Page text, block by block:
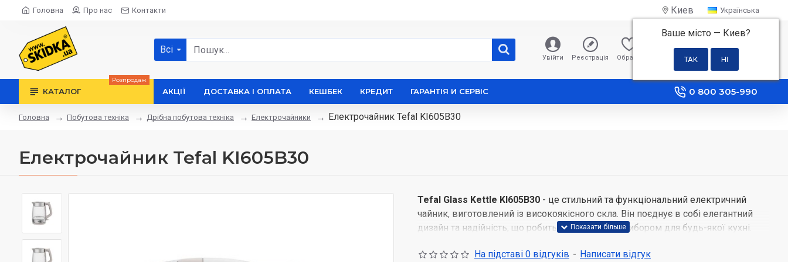
Головна Про нас Контакти Киев
Ваше місто — Киев?
Українська
Всі
Увійти Реєстрація Обране Порівняння
0 грн
КАТАЛОГ
Розпродаж
АКЦІЇ ДОСТАВКА І ОПЛАТА КЕШБЕК КРЕДИТ ГАРАНТІЯ И СЕРВІС 0 800 305-990
Головна Побутова техніка Дрібна побутова техніка Електрочайники Електрочайник Tefal KI605B30
Електрочайник Tefal KI605B30
Tefal Glass Kettle KI605B30 - це стильний та функціональний електричний
чайник, виготовлений із високоякісного скла. Він поєднує в собі елегантний
дизайн та надійність, що робить його чудовим вибором для будь-якої кухні.
Стильний дизайнНа підставі 0 відгуків - Написати відгук